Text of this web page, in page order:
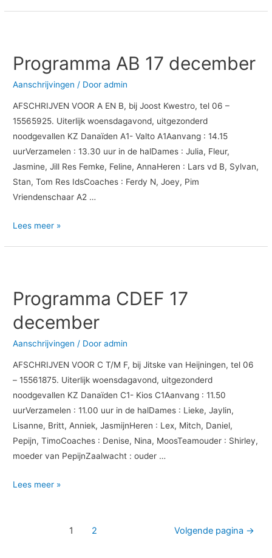
Programma AB 17 december
Aanschrijvingen / Dooradmin
AFSCHRIJVEN VOOR A EN B, bij Joost Kwestro, tel 06 –
15565925. Uiterlijk woensdagavond, uitgezonderd
noodgevallen KZ Danaïden A1- Valto A1Aanvang : 14.15
uurVerzamelen : 13.30 uur in de halDames : Julia, Fleur,
Jasmine, Jill Res Femke, Feline, AnnaHeren : Lars vd B, Sylvan,
Stan, Tom Res IdsCoaches : Ferdy N, Joey, Pim
Vriendenschaar A2 …
17
december
Lees meer »
Programma CDEF 17
december
Aanschrijvingen / Dooradmin
AFSCHRIJVEN VOOR C T/M F, bij Jitske van Heijningen, tel 06
– 15561875. Uiterlijk woensdagavond, uitgezonderd
noodgevallen KZ Danaïden C1- Kios C1Aanvang : 11.50
uurVerzamelen : 11.00 uur in de halDames : Lieke, Jaylin,
Lisanne, Britt, Anniek, JasmijnHeren : Lex, Mitch, Daniel,
Pepijn, TimoCoaches : Denise, Nina, MoosTeamouder : Shirley,
moeder van PepijnZaalwacht : ouder …
17
december
Lees meer »
1 2 Volgende pagina →